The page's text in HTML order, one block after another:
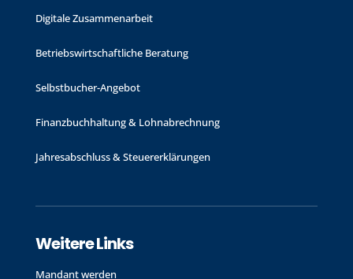
Digitale Zusammenarbeit
Betriebswirtschaftliche Beratung
Selbstbucher-Angebot
Finanzbuchhaltung & Lohnabrechnung
Jahres­abschluss & Steuer­erklärungen
Weitere Links
Mandant werden